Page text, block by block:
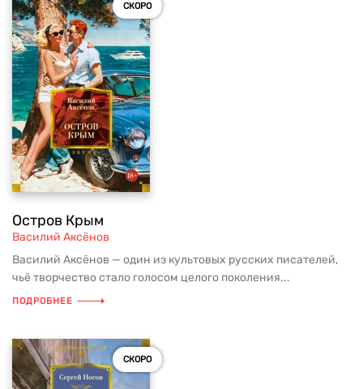
СКОРО
Остров Крым
Василий Аксёнов
Василий Аксёнов — один из культовых русских писателей,
чьё творчество стало голосом целого поколения...
ПОДРОБНЕЕ
СКОРО